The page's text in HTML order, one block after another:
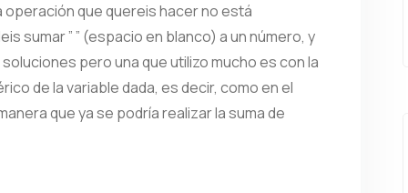
que quereis hacer no está
sumar ” ” (espacio en blanco) a un número, y
pero una que utilizo mucho es con la
de la variable dada, es decir, como en el
que ya se podría realizar la suma de